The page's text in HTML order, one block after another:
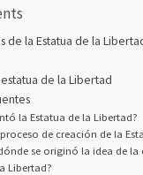
de la Estatua de la
de la Libertad
la Estatua de la Libertad?
proceso de creación de la
se originó la idea de
Libertad?